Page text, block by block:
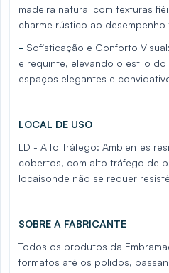
madeira natural com texturas
charme rústico ao
- Sofisticação e Conforto
e requinte, elevando o estilo
espaços elegantes e
LOCAL DE USO
LD - Alto Tráfego: Ambientes
cobertos, com alto tráfego de
locaisonde não se requer
SOBRE A FABRICANTE
Todos os produtos da
formatos até os polidos,